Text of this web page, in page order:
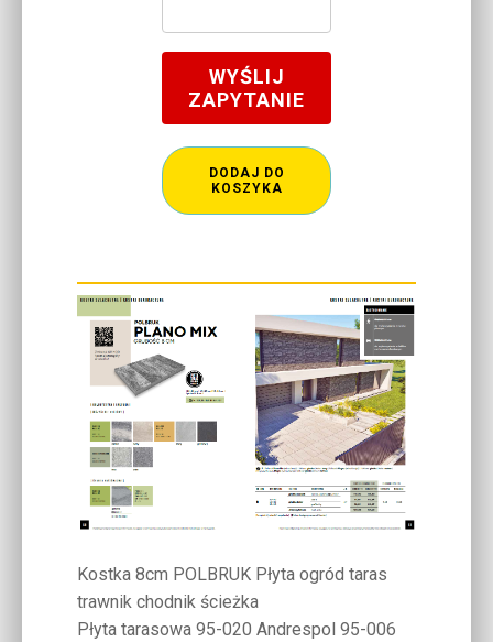
WYŚLIJ
ZAPYTANIE
DODAJ DO
KOSZYKA
Kostka 8cm POLBRUK Płyta ogród taras
trawnik chodnik ścieżka
Płyta tarasowa 95-020 Andrespol 95-006